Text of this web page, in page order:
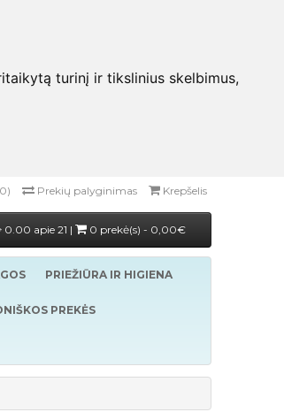
turinį ir tikslinius skelbimus,
Prekių palyginimas Krepšelis
0.00 apie 21 | 0 prekė(s) - 0,00€
PRIEŽIŪRA IR HIGIENA
PREKĖS